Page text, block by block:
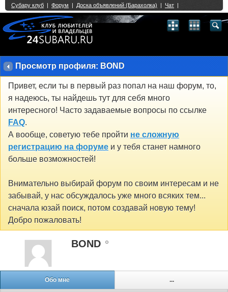
Просмотр профиля: BOND
Привет, если ты в первый раз попал на наш форум, то,
я надеюсь, ты найдешь тут для себя много
интересного! Часто задаваемые вопросы по ссылке
FAQ.
А вообще, советую тебе пройти не сложную
регистрацию на форуме и у тебя станет намного
больше возможностей!
Внимательно выбирай форум по своим интересам и не
забывай, у нас обсуждалось уже много всяких тем...
сначала юзай поиск, потом создавай новую тему!
Добро пожаловать!
BOND
Обо мне ...
Single Sign On provided byvBSSO
2 3 4 5 6 7 8 9 10 11 12 13 14 15 16 17 18 21 22 23 24 25 26
27 28 29 30 31 32 33 40 41 42 43